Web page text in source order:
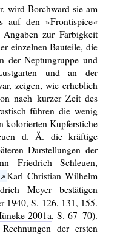
wird Borchward sie am
auf den »Frontispice«
zur Farbigkeit
einzelnen Bauteile, die
der Neptungruppe und
und an der
zeigen, wie erheblich
nach kurzer Zeit des
führen die wenig
kolorierten Kupferstiche
d. Ä. die kräftige
Darstellungen der
Friedrich Schleuen,
Karl Christian Wilhelm
Meyer bestätigen
1940, S. 126, 131, 155.
2001a, S. 67–70).
der ersten